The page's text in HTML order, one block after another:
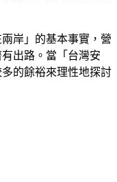
岸」的基本事實，營
出路。當「台灣安
的餘裕來理性地探討